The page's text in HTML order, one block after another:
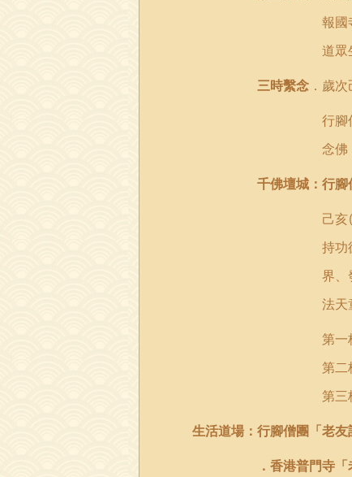
報國
道眾
三時繫念 ．歲
行腳
念佛
千佛壇城：行腳
己亥
持功
界、
法天
第一
第二
第三
生活道場：行腳僧團 「老
．香港普門寺